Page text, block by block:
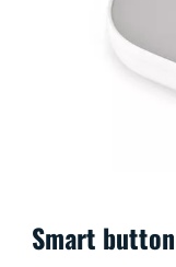
Smart button